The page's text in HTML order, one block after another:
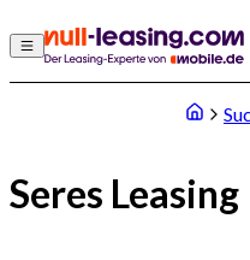
Seres Leasing